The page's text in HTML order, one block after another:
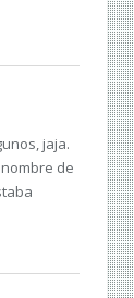
jaja.
de